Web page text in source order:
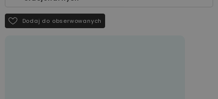
Dodaj do obserwowanych